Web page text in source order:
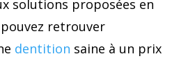
solutions proposées en
retrouver
dentition saine à un prix